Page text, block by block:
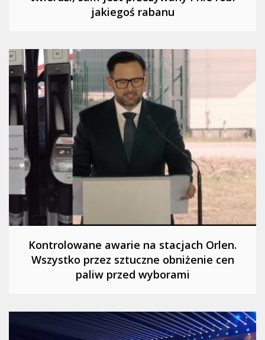
jakiegoś rabanu
Kontrolowane awarie na stacjach Orlen.
Wszystko przez sztuczne obniżenie cen
paliw przed wyborami